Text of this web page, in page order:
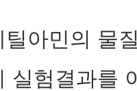
아민의 물
실험결과를